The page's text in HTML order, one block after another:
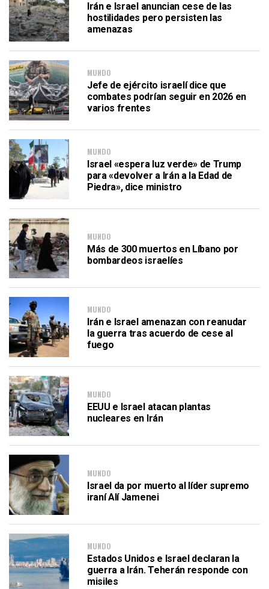
Irán e Israel anuncian cese de las
hostilidades pero persisten las
amenazas
MUNDO
Jefe de ejército israelí dice que
combates podrían seguir en 2026 en
varios frentes
MUNDO
Israel «espera luz verde» de Trump
para «devolver a Irán a la Edad de
Piedra», dice ministro
MUNDO
Más de 300 muertos en Líbano por
bombardeos israelíes
MUNDO
Irán e Israel amenazan con reanudar
la guerra tras acuerdo de cese al
fuego
MUNDO
EEUU e Israel atacan plantas
nucleares en Irán
MUNDO
Israel da por muerto al líder supremo
iraní Alí Jamenei
MUNDO
Estados Unidos e Israel declaran la
guerra a Irán. Teherán responde con
misiles